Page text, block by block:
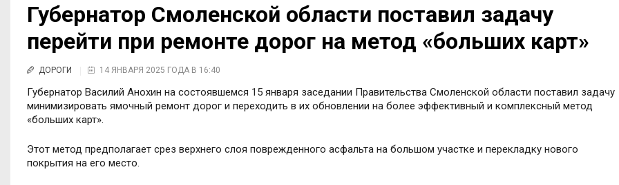
Губернатор Смоленской области поставил задачу
перейти при ремонте дорог на метод «больших карт»
ДОРОГИ 14 ЯНВАРЯ 2025 ГОДА В 16:40
Губернатор Василий Анохин на состоявшемся 15 января заседании Правительства Смоленской области поставил задачу
минимизировать ямочный ремонт дорог и переходить в их обновлении на более эффективный и комплексный метод
«больших карт».
Этот метод предполагает срез верхнего слоя поврежденного асфальта на большом участке и перекладку нового
покрытия на его место.